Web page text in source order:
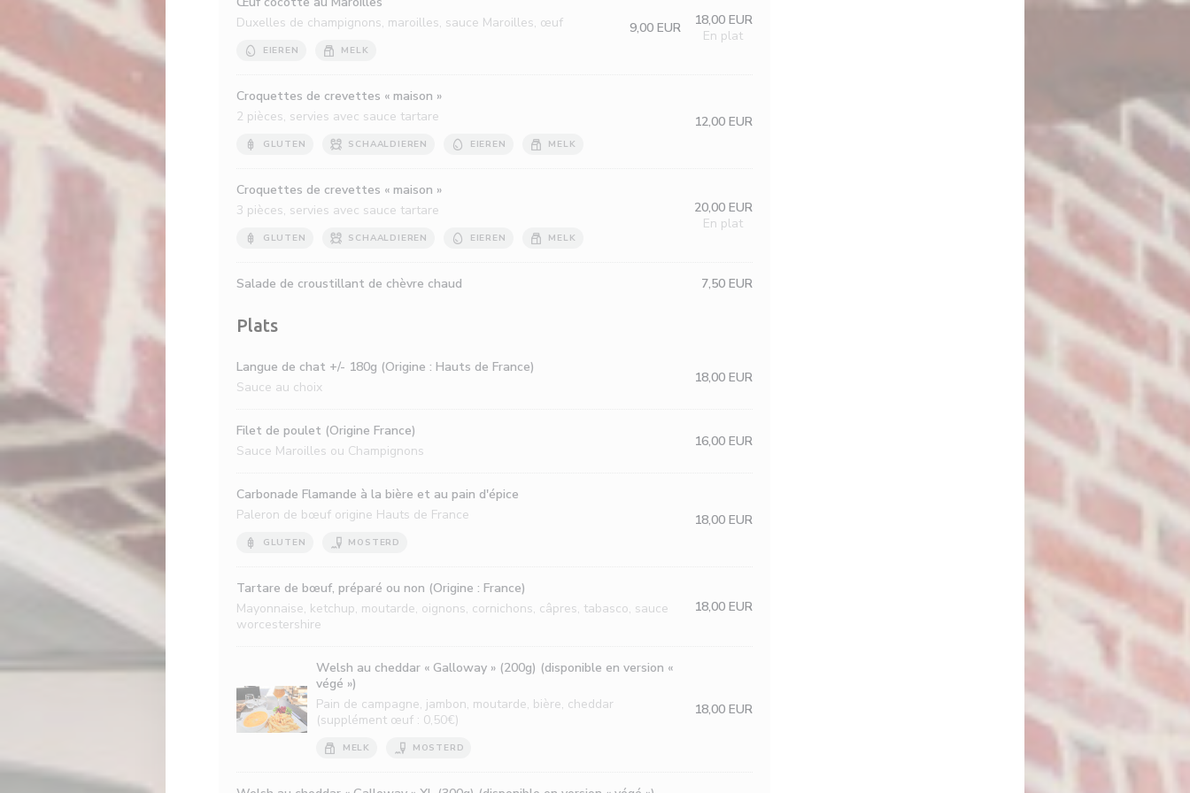
Duxelles de champignons, maroilles, sauce Maroilles, œuf
EIEREN MELK
9,00 EUR
18,00 EUR
En plat
Croquettes de crevettes « maison »
2 pièces, servies avec sauce tartare
GLUTEN SCHAALDIEREN EIEREN MELK
12,00 EUR
Croquettes de crevettes « maison »
3 pièces, servies avec sauce tartare
GLUTEN SCHAALDIEREN EIEREN MELK
20,00 EUR
En plat
Salade de croustillant de chèvre chaud 7,50 EUR
Plats
Langue de chat +/- 180g (Origine : Hauts de France)
Sauce au choix
18,00 EUR
Filet de poulet (Origine France)
Sauce Maroilles ou Champignons
16,00 EUR
Carbonade Flamande à la bière et au pain d'épice
Paleron de bœuf origine Hauts de France
GLUTEN MOSTERD
18,00 EUR
Tartare de bœuf, préparé ou non (Origine : France)
Mayonnaise, ketchup, moutarde, oignons, cornichons, câpres, tabasco, sauce
worcestershire
18,00 EUR
Welsh au cheddar « Galloway » (200g) (disponible en version «
végé »)
Pain de campagne, jambon, moutarde, bière, cheddar
(supplément œuf : 0,50€)
MELK MOSTERD
18,00 EUR